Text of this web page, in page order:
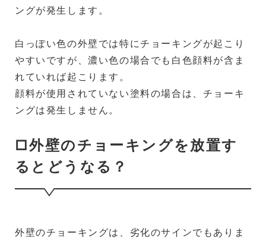
ングが発生します。
白っぽい色の外壁では特にチョーキングが起こり
やすいですが、濃い色の場合でも白色顔料が含ま
れていれば起こります。
顔料が使用されていない塗料の場合は、チョーキ
ングは発生しません。
□外壁のチョーキングを放置す
るとどうなる？
外壁のチョーキングは、劣化のサインでもありま